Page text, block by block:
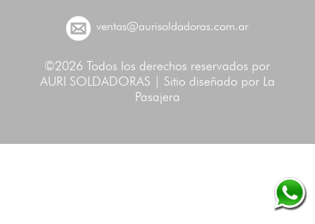
ventas@aurisoldadoras.com.ar
©2026 Todos los derechos reservados por
AURI SOLDADORAS | Sitio diseñado por La
Pasajera